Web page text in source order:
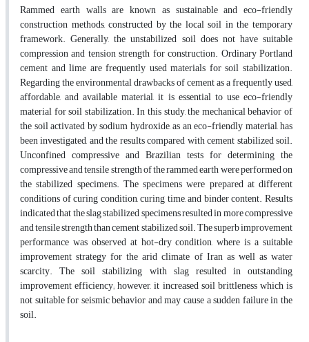
Rammed earth walls are known as sustainable and eco-friendly
construction methods, constructed by the local soil in the temporary
framework. Generally, the unstabilized soil does not have suitable
compression and tension strength for construction. Ordinary Portland
cement and lime are frequently used materials for soil stabilization.
Regarding the environmental drawbacks of cement as a frequently used,
affordable, and available material, it is essential to use eco-friendly
material for soil stabilization. In this study, the mechanical behavior of
the soil activated by sodium hydroxide, as an eco-friendly material, has
been investigated, and the results compared with cement stabilized soil.
Unconfined compressive and Brazilian tests for determining the
compressive and tensile strength of the rammed earth were performed on
the stabilized specimens. The specimens were prepared at different
conditions of curing condition, curing time, and binder content. Results
indicated that the slag stabilized specimens resulted in more compressive
and tensile strength than cement stabilized soil. The superb improvement
performance was observed at hot-dry condition, where is a suitable
improvement strategy for the arid climate of Iran as well as water
scarcity. The soil stabilizing with slag resulted in outstanding
improvement efficiency; however, it increased soil brittleness which is
not suitable for seismic behavior and may cause a sudden failure in the
soil.